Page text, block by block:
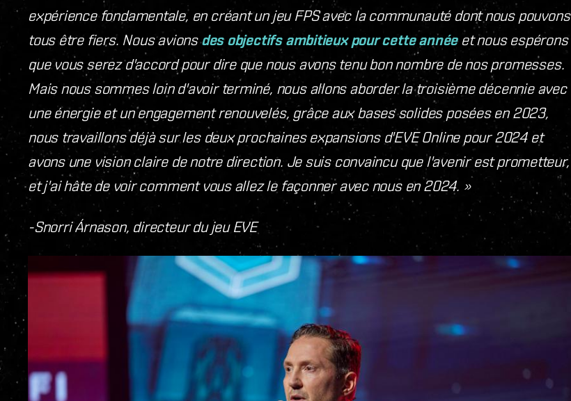
expérience fondamentale, en créant un jeu FPS avec la communauté dont nous pouvons
tous être fiers. Nous avionsdes objectifs ambitieux pour cette annéeet nous espérons
que vous serez d'accord pour dire que nous avons tenu bon nombre de nos promesses.
Mais nous sommes loin d'avoir terminé, nous allons aborder la troisième décennie avec
une énergie et un engagement renouvelés, grâce aux bases solides posées en 2023,
nous travaillons déjà sur les deux prochaines expansions d'EVE Online pour 2024 et
avons une vision claire de notre direction. Je suis convaincu que l'avenir est prometteur,
et j'ai hâte de voir comment vous allez le façonner avec nous en 2024. »
-Snorri Árnason, directeur du jeu EVE